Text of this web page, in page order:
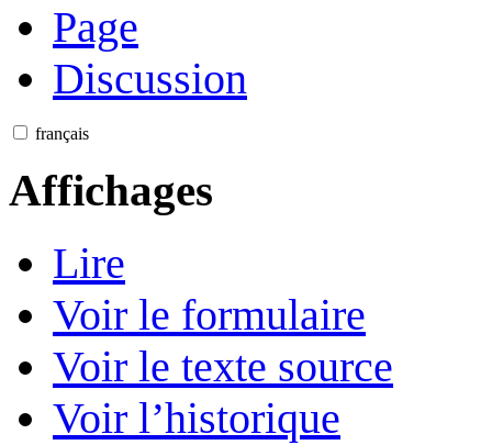
Page
Discussion
français
Affichages
Lire
Voir le formulaire
Voir le texte source
Voir l’historique